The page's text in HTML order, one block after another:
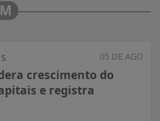
05 DE AGO
crescimento do
e registra